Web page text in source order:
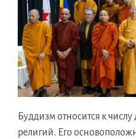
Буддизм относится к
религий. Его